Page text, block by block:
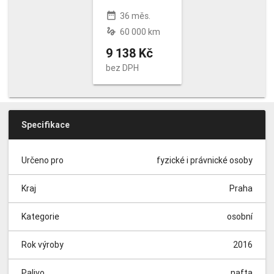
date_range 36 měs.
gesture 60 000 km
9 138 Kč
bez DPH
Specifikace
Určeno pro fyzické i právnické osoby
Kraj Praha
Kategorie osobní
Rok výroby 2016